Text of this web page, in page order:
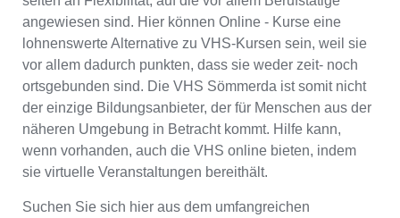
angewiesen sind. Hier können Online - Kurse eine
lohnenswerte Alternative zu VHS-Kursen sein, weil sie
vor allem dadurch punkten, dass sie weder zeit- noch
ortsgebunden sind. Die VHS Sömmerda ist somit nicht
der einzige Bildungsanbieter, der für Menschen aus der
näheren Umgebung in Betracht kommt. Hilfe kann,
wenn vorhanden, auch die VHS online bieten, indem
sie virtuelle Veranstaltungen bereithält.
Suchen Sie sich hier aus dem umfangreichen